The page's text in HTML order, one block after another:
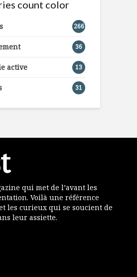
count color
266
36
active 13
31
qui met de l’avant les
Voilà une référence
les curieux qui se soucient de
leur assiette.